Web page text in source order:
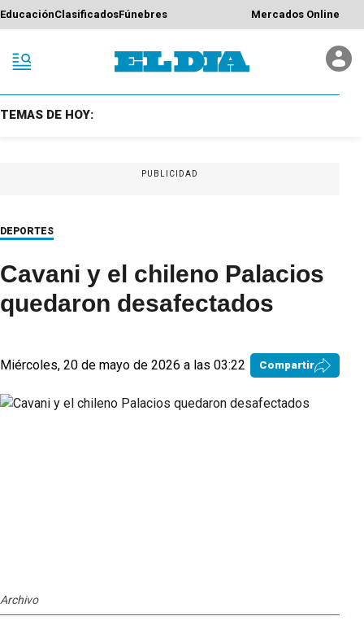
EducaciónClasificadosFúnebres Mercados Online
TEMAS DE HOY:
PUBLICIDAD
DEPORTES
Cavani y el chileno Palacios
quedaron desafectados
Miércoles, 20 de mayo de 2026 a las 03:22 Compartir
Archivo